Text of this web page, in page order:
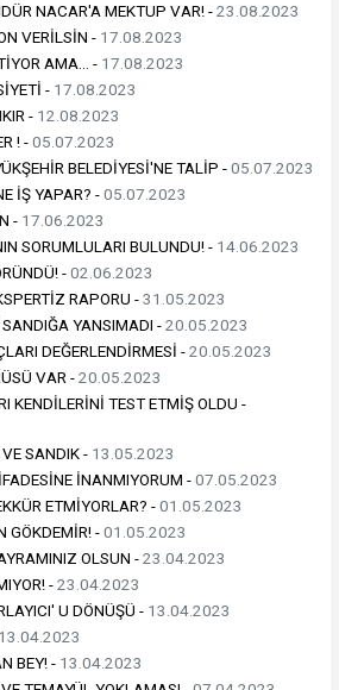
NACAR'A MEKTUP VAR! -23.08.2023
VERİLSİN - 17.08.2023
AMA… - 17.08.2023
- 17.08.2023
- 12.08.2023
! -05.07.2023
BELEDİYESİ'NE TALİP -05.07.2023
İŞ YAPAR? -05.07.2023
- 17.06.2023
SORUMLULARI BULUNDU! - 14.06.2023
-02.06.2023
RAPORU -31.05.2023
YANSIMADI -20.05.2023
DEĞERLENDİRMESİ -20.05.2023
VAR -20.05.2023
KENDİLERİNİ TEST ETMİŞ OLDU -
SANDIK - 13.05.2023
İNANMIYORUM -07.05.2023
ETMİYORLAR? -01.05.2023
GÖKDEMİR! -01.05.2023
OLSUN -23.04.2023
-23.04.2023
U DÖNÜŞÜ - 13.04.2023
13.04.2023
BEY! - 13.04.2023